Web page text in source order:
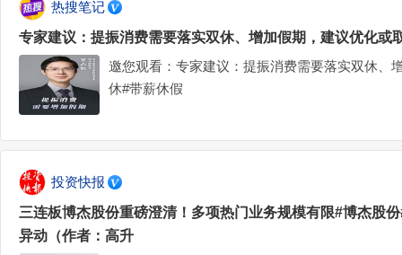
热搜笔记
专家建议：提振消费需要落实双休、增加假期，建议优化或
邀您观看：专家建议：提振消费需要落实双休、
休#带薪休假
投资快报
三连板博杰股份重磅澄清！多项热门业务规模有限#博杰股
异动（作者：高升